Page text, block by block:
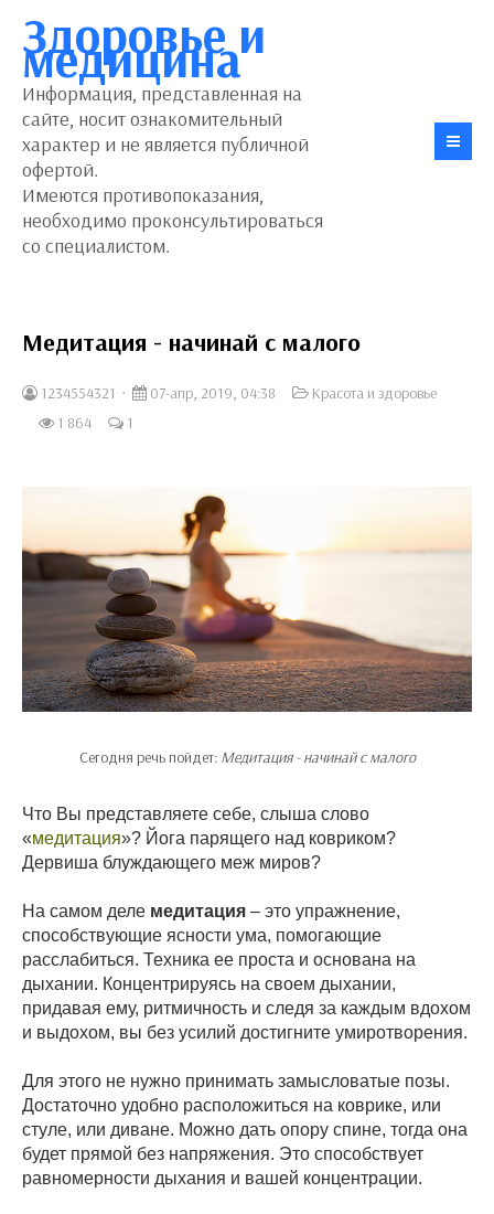
Здоровье и
медицина
Информация, представленная на
сайте, носит ознакомительный
характер и не является публичной
офертой.
Имеются противопоказания,
необходимо проконсультироваться
со специалистом.
Медитация - начинай с малого
1234554321 07-апр, 2019, 04:38
Красота и здоровье
1 864
1
Сегодня речь пойдет: Медитация - начинай с малого
Что Вы представляете себе, слыша слово
«медитация»? Йога парящего над ковриком?
Дервиша блуждающего меж миров?
На самом деле медитация – это упражнение,
способствующие ясности ума, помогающие
расслабиться. Техника ее проста и основана на
дыхании. Концентрируясь на своем дыхании,
придавая ему, ритмичность и следя за каждым вдохом
и выдохом, вы без усилий достигните умиротворения.
Для этого не нужно принимать замысловатые позы.
Достаточно удобно расположиться на коврике, или
стуле, или диване. Можно дать опору спине, тогда она
будет прямой без напряжения. Это способствует
равномерности дыхания и вашей концентрации.